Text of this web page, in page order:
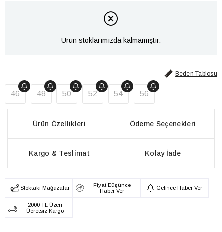
Ürün stoklarımızda kalmamıştır.
Beden Tablosu
46 48 50 52 54 56
Ürün Özellikleri Ödeme Seçenekleri
Kargo & Teslimat Kolay İade
Stoktaki Mağazalar
Fiyat Düşünce
Haber Ver
Gelince Haber Ver
2000 TL Üzeri
Ücretsiz Kargo